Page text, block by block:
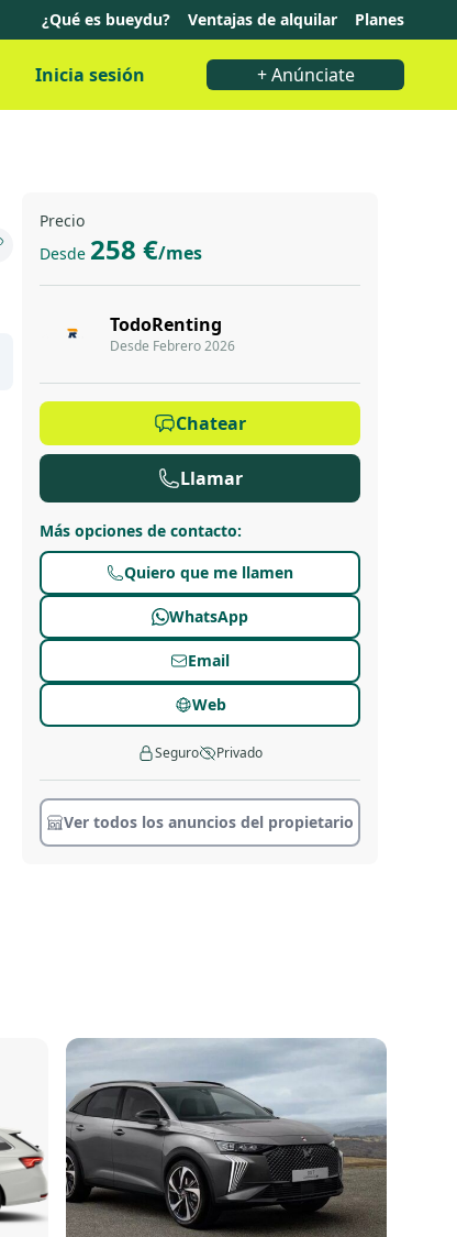
¿Qué es bueydu? Ventajas de alquilar Planes
Inicia sesión + Anúnciate
Precio
Desde 258 €/mes
TodoRenting
Desde Febrero 2026
Chatear
Llamar
Más opciones de contacto:
Quiero que me llamen
WhatsApp
Email
Web
Seguro Privado
Ver todos los anuncios del propietario